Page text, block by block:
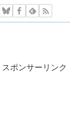
スポンサーリンク